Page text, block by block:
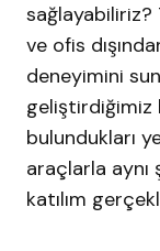
sağlayabiliriz?
ve ofis
deneyimini
geliştirdiğimiz
bulundukları
araçlarla aynı
katılım